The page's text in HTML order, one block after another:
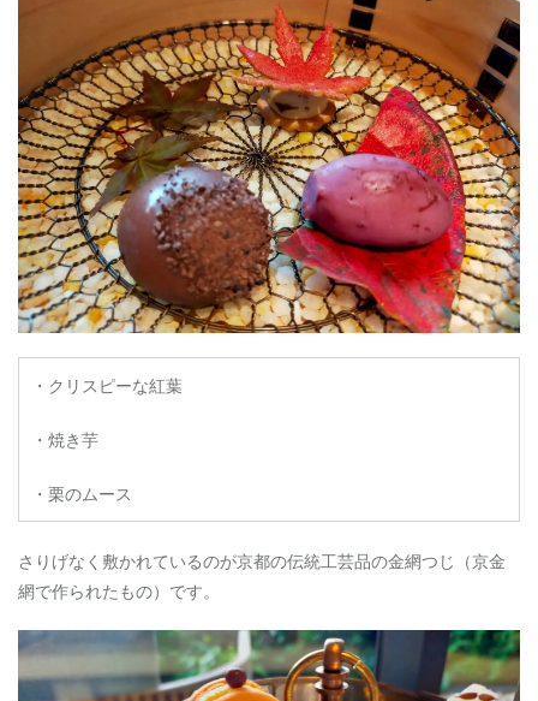
・クリスピーな紅葉
・焼き芋
・栗のムース
さりげなく敷かれているのが京都の伝統工芸品の金網つじ（京金
網で作られたもの）です。